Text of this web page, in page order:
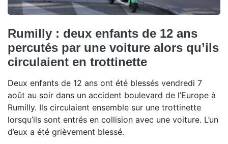
Rumilly : deux enfants de 12 ans
percutés par une voiture alors qu’ils
circulaient en trottinette
Deux enfants de 12 ans ont été blessés vendredi 7
août au soir dans un accident boulevard de l’Europe à
Rumilly. Ils circulaient ensemble sur une trottinette
lorsqu’ils sont entrés en collision avec une voiture. L’un
d’eux a été grièvement blessé.